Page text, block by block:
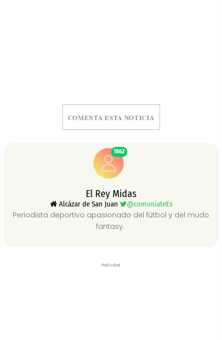
COMENTA ESTA NOTICIA
1862
El Rey Midas
Alcázar de San Juan @comuniateEs
Periodista deportivo apasionado del fútbol y del mudo
fantasy.
Publicidad